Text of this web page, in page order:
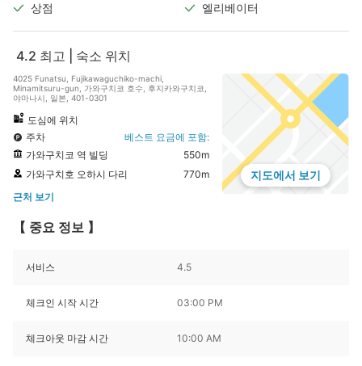
상점
엘리베이터
4.2 최고 | 숙소 위치
4025 Funatsu, Fujikawaguchiko-machi,
Minamitsuru-gun, 가와구치코 호수, 후지카와구치코,
야마나시, 일본, 401-0301
도심에 위치
주차
베스트 요금에 포함:
가와구치코 역 빌딩
550m
가와구치호 오하시 다리
770m
근처 보기
지도에서 보기
【 중요 정보 】
서비스 4.5
체크인 시작 시간 03:00 PM
체크아웃 마감 시간 10:00 AM